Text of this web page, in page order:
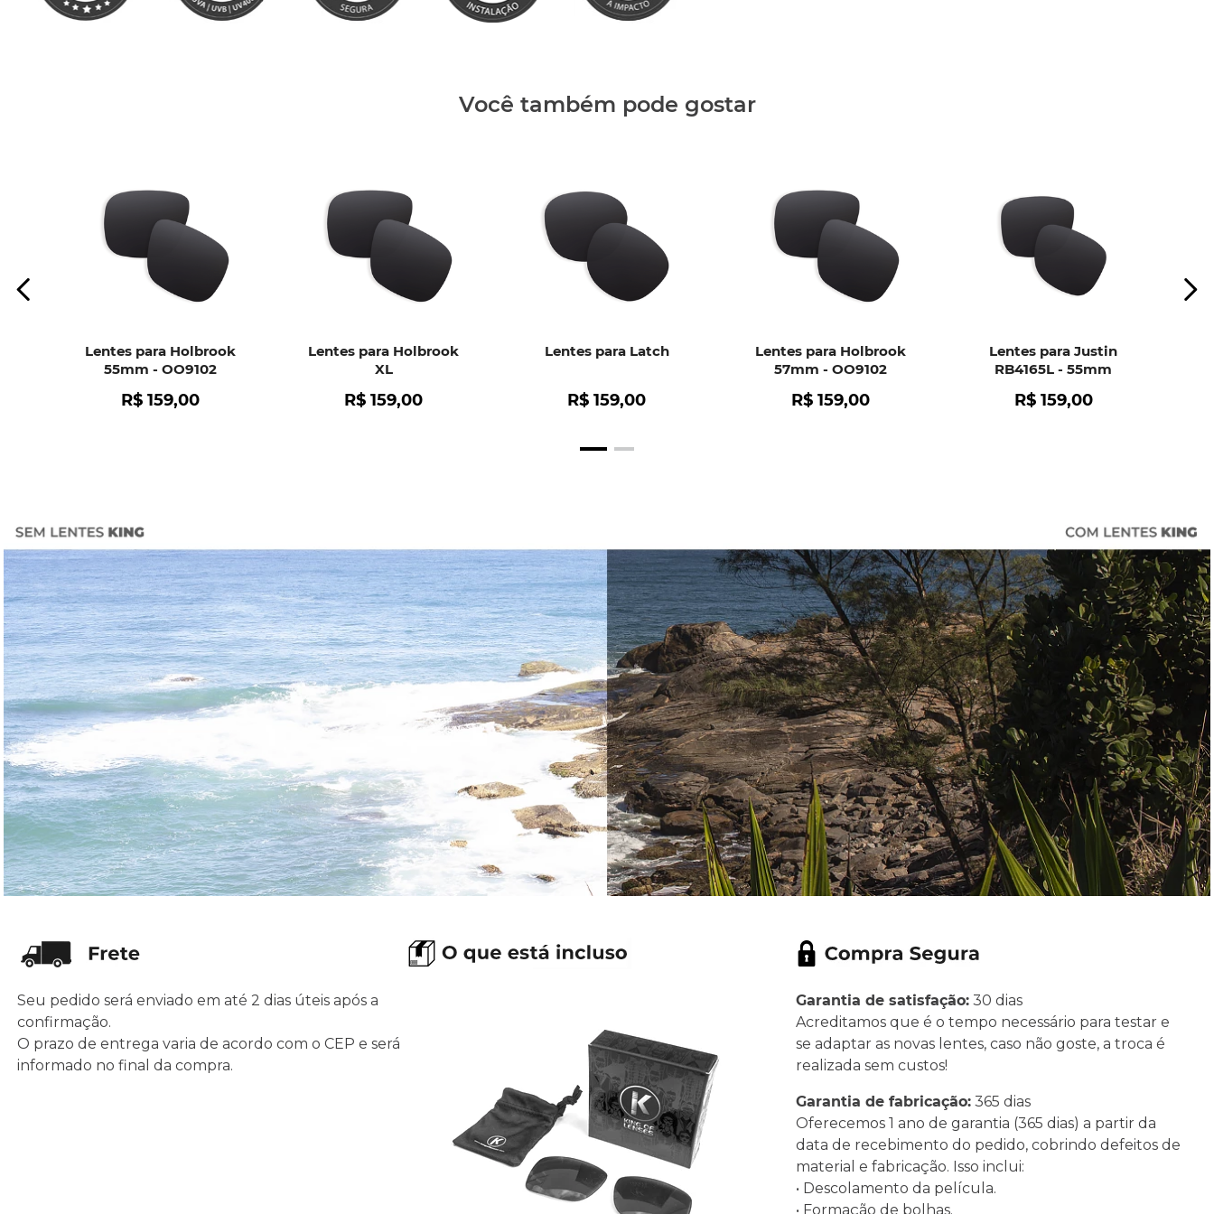
Você também pode gostar
Lentes para Holbrook
55mm - OO9102
R$ 159,00
Lentes para Holbrook
XL
R$ 159,00
Lentes para Latch
R$ 159,00
Lentes para Holbrook
57mm - OO9102
R$ 159,00
Lentes para Justin
RB4165L - 55mm
R$ 159,00
Seu pedido será enviado em até 2 dias úteis após a
confirmação.
O prazo de entrega varia de acordo com o CEP e será
informado no final da compra.
Garantia de satisfação:30 dias
Acreditamos que é o tempo necessário para testar e
se adaptar as novas lentes, caso não goste, a troca é
realizada sem custos!
Garantia de fabricação:365 dias
Oferecemos 1 ano de garantia (365 dias) a partir da
data de recebimento do pedido, cobrindo defeitos de
material e fabricação. Isso inclui:
• Descolamento da película.
• Formação de bolhas.